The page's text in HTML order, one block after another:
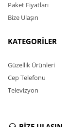
Paket Fiyatları
Bize Ulaşın
KATEGORİLER
Güzellik Ürünleri
Cep Telefonu
Televizyon